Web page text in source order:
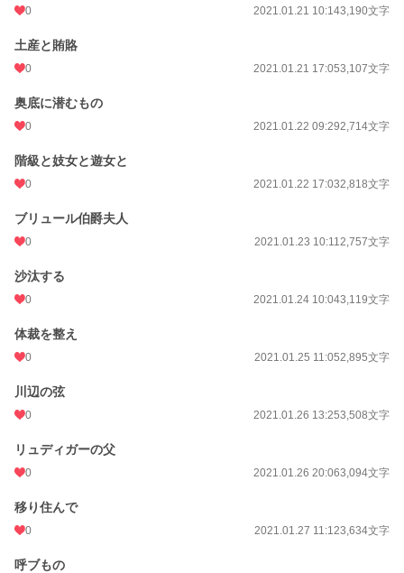
0 2021.01.21 10:143,190文字
土産と賄賂
0 2021.01.21 17:053,107文字
奥底に潜むもの
0 2021.01.22 09:292,714文字
階級と妓女と遊女と
0 2021.01.22 17:032,818文字
ブリュール伯爵夫人
0 2021.01.23 10:112,757文字
沙汰する
0 2021.01.24 10:043,119文字
体裁を整え
0 2021.01.25 11:052,895文字
川辺の弦
0 2021.01.26 13:253,508文字
リュディガーの父
0 2021.01.26 20:063,094文字
移り住んで
0 2021.01.27 11:123,634文字
呼ブもの